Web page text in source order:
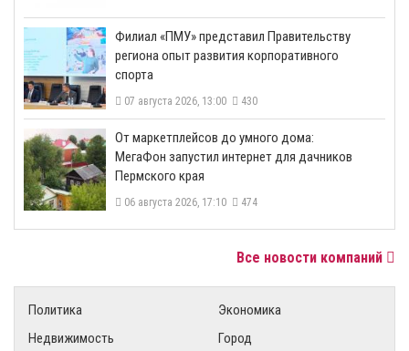
​Филиал «ПМУ» представил Правительству
региона опыт развития корпоративного
спорта
07 августа 2026, 13:00 430
От маркетплейсов до умного дома:
МегаФон запустил интернет для дачников
Пермского края
06 августа 2026, 17:10 474
Все новости компаний
Политика
Экономика
Недвижимость
Город